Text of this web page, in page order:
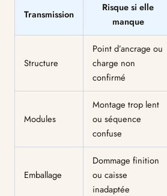
Transmission
Risque si elle
manque
Structure
Point d’ancrage ou
charge non
confirmé
Modules
Montage trop lent
ou séquence
confuse
Emballage
Dommage finition
ou caisse
inadaptée